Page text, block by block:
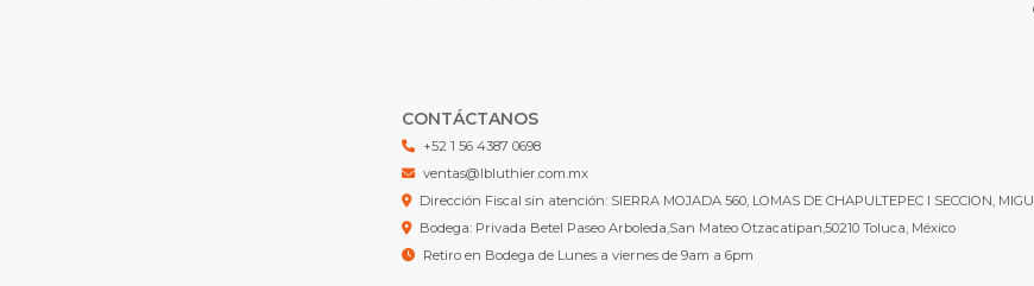
CONTÁCTANOS
+52 1 56 4387 0698
ventas@lbluthier.com.mx
Dirección Fiscal sin atención: SIERRA MOJADA 560, LOMAS DE CHAPULTEPEC I SECCION,
Bodega: Privada Betel Paseo Arboleda,San Mateo Otzacatipan,50210 Toluca, México
Retiro en Bodega de Lunes a viernes de 9am a 6pm